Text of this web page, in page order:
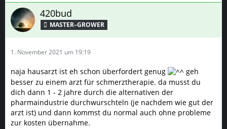
420bud
MASTER–GROWER
1. November 2021 um 19:19
naja hausarzt ist eh schon überfordert genug
geh
besser zu einem arzt für schmerztherapie. da musst du
dich dann 1 - 2 jahre durch die alternativen der
pharmaindustrie durchwurschteln (je nachdem wie gut der
arzt ist) und dann kommst du normal auch ohne probleme
zur kosten übernahme.